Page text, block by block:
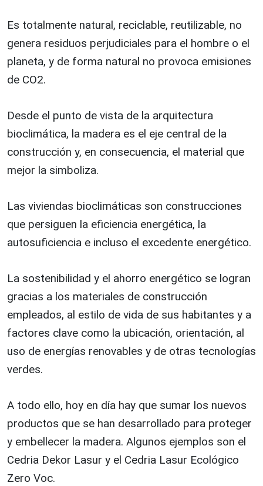
Es totalmente natural, reciclable, reutilizable, no
genera residuos perjudiciales para el hombre o el
planeta, y de forma natural no provoca emisiones
de CO2.
Desde el punto de vista de la arquitectura
bioclimática, la madera es el eje central de la
construcción y, en consecuencia, el material que
mejor la simboliza.
Las viviendas bioclimáticas son construcciones
que persiguen la eficiencia energética, la
autosuficiencia e incluso el excedente energético.
La sostenibilidad y el ahorro energético se logran
gracias a los materiales de construcción
empleados, al estilo de vida de sus habitantes y a
factores clave como la ubicación, orientación, al
uso de energías renovables y de otras tecnologías
verdes.
A todo ello, hoy en día hay que sumar los nuevos
productos que se han desarrollado para proteger
y embellecer la madera. Algunos ejemplos son el
Cedria Dekor Lasur y el Cedria Lasur Ecológico
Zero Voc.